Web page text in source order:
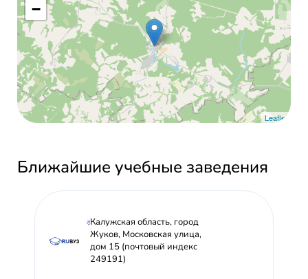
−
Leaflet
Ближайшие учебные заведения
Калужская область, город
Жуков, Московская улица,
дом 15 (почтовый индекс
249191)